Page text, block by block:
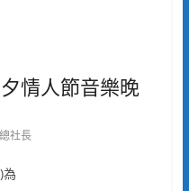
情人節音樂晚
社長
為